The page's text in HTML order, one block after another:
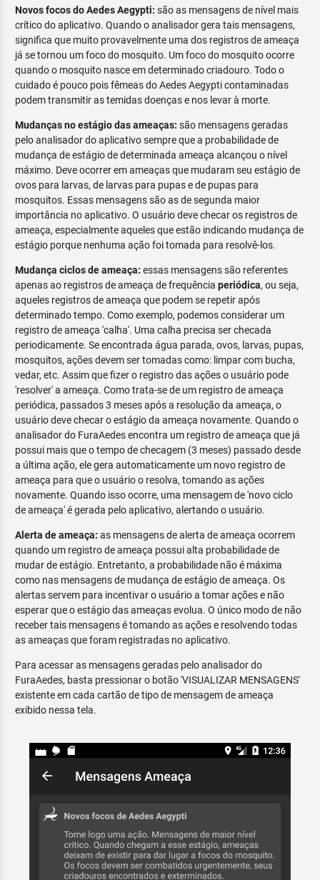
Novos focos do Aedes Aegypti: são as mensagens de nível mais
crítico do aplicativo. Quando o analisador gera tais mensagens,
significa que muito provavelmente uma dos registros de ameaça
já se tornou um foco do mosquito. Um foco do mosquito ocorre
quando o mosquito nasce em determinado criadouro. Todo o
cuidado é pouco pois fêmeas do Aedes Aegypti contaminadas
podem transmitir as temidas doenças e nos levar à morte.
Mudanças no estágio das ameaças: são mensagens geradas
pelo analisador do aplicativo sempre que a probabilidade de
mudança de estágio de determinada ameaça alcançou o nível
máximo. Deve ocorrer em ameaças que mudaram seu estágio de
ovos para larvas, de larvas para pupas e de pupas para
mosquitos. Essas mensagens são as de segunda maior
importância no aplicativo. O usuário deve checar os registros de
ameaça, especialmente aqueles que estão indicando mudança de
estágio porque nenhuma ação foi tomada para resolvê-los.
Mudança ciclos de ameaça: essas mensagens são referentes
apenas ao registros de ameaça de frequência periódica, ou seja,
aqueles registros de ameaça que podem se repetir após
determinado tempo. Como exemplo, podemos considerar um
registro de ameaça 'calha'. Uma calha precisa ser checada
periodicamente. Se encontrada água parada, ovos, larvas, pupas,
mosquitos, ações devem ser tomadas como: limpar com bucha,
vedar, etc. Assim que fizer o registro das ações o usuário pode
'resolver' a ameaça. Como trata-se de um registro de ameaça
periódica, passados 3 meses após a resolução da ameaça, o
usuário deve checar o estágio da ameaça novamente. Quando o
analisador do FuraAedes encontra um registro de ameaça que já
possui mais que o tempo de checagem (3 meses) passado desde
a última ação, ele gera automaticamente um novo registro de
ameaça para que o usuário o resolva, tomando as ações
novamente. Quando isso ocorre, uma mensagem de 'novo ciclo
de ameaça' é gerada pelo aplicativo, alertando o usuário.
Alerta de ameaça: as mensagens de alerta de ameaça ocorrem
quando um registro de ameaça possui alta probabilidade de
mudar de estágio. Entretanto, a probabilidade não é máxima
como nas mensagens de mudança de estágio de ameaça. Os
alertas servem para incentivar o usuário a tomar ações e não
esperar que o estágio das ameaças evolua. O único modo de não
receber tais mensagens é tomando as ações e resolvendo todas
as ameaças que foram registradas no aplicativo.
Para acessar as mensagens geradas pelo analisador do
FuraAedes, basta pressionar o botão 'VISUALIZAR MENSAGENS'
existente em cada cartão de tipo de mensagem de ameaça
exibido nessa tela.